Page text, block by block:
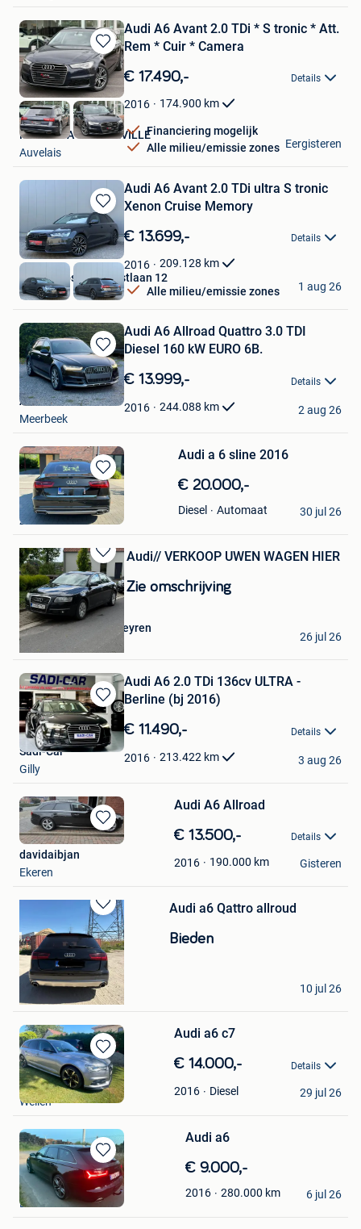
Bewaren
in
Mijn
Favorieten
Audi A6 Avant 2.0 TDi * S tronic * Att.
Rem * Cuir * Camera
€ 17.490,- Details
2016 174.900 km
Financiering mogelijk
Alle milieu/emissie zones
MAZUIN. A SAMBREVILLE
Auvelais
Eergisteren
Bewaren
in
Mijn
Favorieten
Audi A6 Avant 2.0 TDi ultra S tronic
Xenon Cruise Memory
€ 13.699,- Details
2016 209.128 km
Alle milieu/emissie zones
Autos Zebs Toekomstlaan 12
Genk
1 aug 26
Bewaren
in
Mijn
Favorieten
Audi A6 Allroad Quattro 3.0 TDI
Diesel 160 kW EURO 6B.
€ 13.999,- Details
2016 244.088 km
ALBERT AUTO
Meerbeek
2 aug 26
Bewaren
in
Mijn
Favorieten
Audi a 6 sline 2016
€ 20.000,-
Diesel Automaat
AAAAA
Zaventem
30 jul 26
Bewaren
in
Mijn
Favorieten
Audi// VERKOOP UWEN WAGEN HIER
Zie omschrijving
Kevin Van Hauwermeyren
26 jul 26
Bewaren
in
Mijn
Favorieten
Audi A6 2.0 TDi 136cv ULTRA -
Berline (bj 2016)
€ 11.490,- Details
2016 213.422 km
Sadi-Car
Gilly
3 aug 26
Bewaren
in
Audi A6 Allroad
€ 13.500,- Details
2016 190.000 km
davidaibjan
Ekeren
Gisteren
Bewaren
in
Mijn
Favorieten
Audi a6 Qattro allroud
Bieden
jeff
Ichtegem
10 jul 26
Bewaren
in
Mijn
Favorieten
Audi a6 c7
€ 14.000,- Details
2016 Diesel
Shordy
Wellen
29 jul 26
Bewaren
in
Mijn
Favorieten
Audi a6
€ 9.000,-
2016 280.000 km
Maik
Evere
6 jul 26